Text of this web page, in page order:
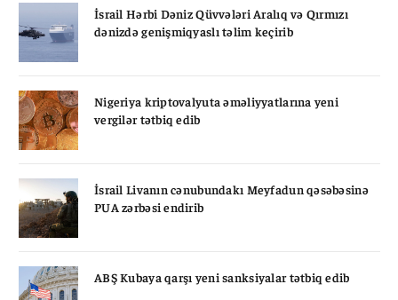
İsrail Hərbi Dəniz Qüvvələri Aralıq və Qırmızı
dənizdə genişmiqyaslı təlim keçirib
Nigeriya kriptovalyuta əməliyyatlarına yeni
vergilər tətbiq edib
İsrail Livanın cənubundakı Meyfadun qəsəbəsinə
PUA zərbəsi endirib
ABŞ Kubaya qarşı yeni sanksiyalar tətbiq edib